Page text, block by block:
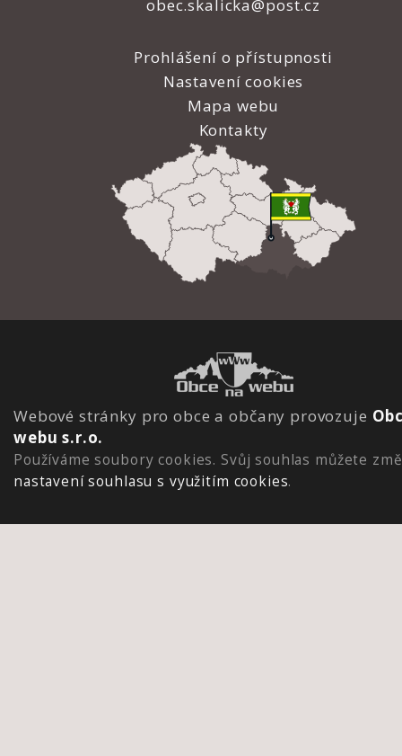
obec.skalicka@post.cz
Prohlášení o přístupnosti
Nastavení cookies
Mapa webu
Kontakty
Webové stránky pro obce a občany provozuje
webu s.r.o.
Používáme soubory cookies. Svůj souhlas můžete
nastavení souhlasu s využitím cookies.